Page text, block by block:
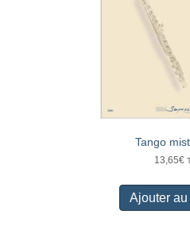
Tango
13,65€
Ajouter